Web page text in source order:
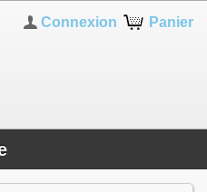
Panier
Connexion